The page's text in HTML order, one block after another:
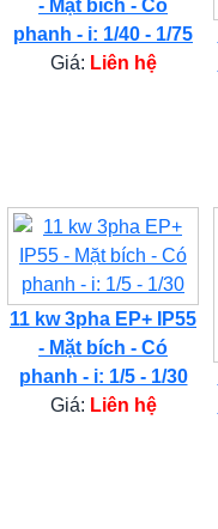
- Mặt bích - Có
phanh - i: 1/40 - 1/75
Giá: Liên hệ
11 kw 3pha EP+ IP55
- Mặt bích - Có
phanh - i: 1/5 - 1/30
Giá: Liên hệ